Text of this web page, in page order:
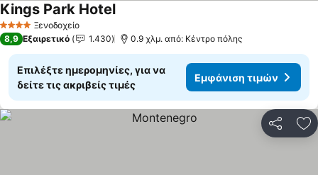
4 ΑστέριαΞενοδοχείο
Kings Park HotelΕμφάνιση τιμών
8,9 Εξαιρετικό 1.430 0.9 χλμ. από: Κέντρο πόλης
Επιλέξτε ημερομηνίες, για να
δείτε τις ακριβείς τιμές
Εμφάνιση τιμών